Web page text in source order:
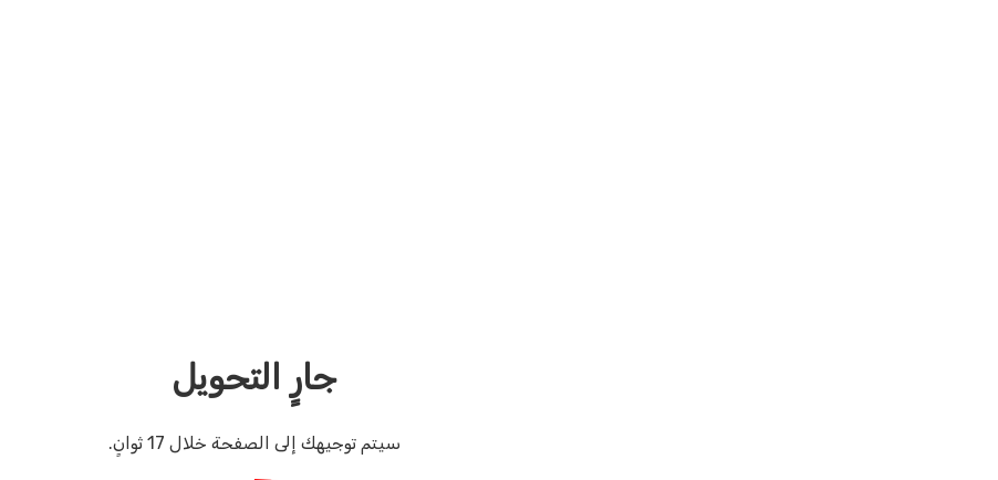
جارٍ التحويل
سيتم توجيهك إلى الصفحة خلال 17 ثوانٍ.